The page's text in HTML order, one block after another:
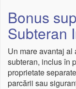
Bonus
Subteran
Un mare avantaj
subteran, inclus în
proprietate
parcării sau